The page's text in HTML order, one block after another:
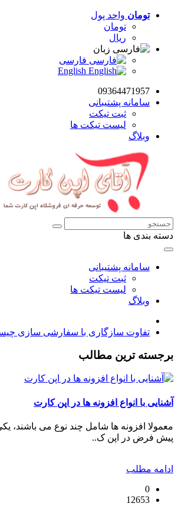
تومان واحد پول
تومان
ریال
زبان
فارسی
09364471957
سامانه پشتیبانی
ثبت تیکت
لیست تیکت ها
وبلاگ
دسته بندی ها
سامانه پشتیبانی
ثبت تیکت
لیست تیکت ها
وبلاگ
تفاوت سازگاری با سفارشی سازی
برجسته ترین مطالب
آشنایی با انواع افزونه ها در اپن کارت
معمولا افزونه ها شامل چند نوع می باشند،
پیش فرض در اپن ک..
ادامه مطلب
0
12653